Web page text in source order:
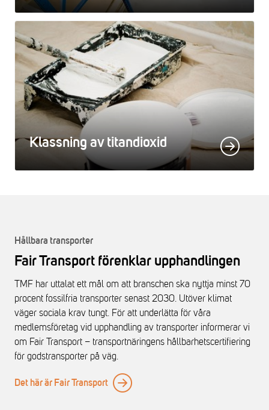
Klassning av titandioxid
Hållbara transporter
Fair Transport förenklar upphandlingen
TMF har uttalat ett mål om att branschen ska nyttja minst 70
procent fossilfria transporter senast 2030. Utöver klimat
väger sociala krav tungt. För att underlätta för våra
medlemsföretag vid upphandling av transporter informerar vi
om Fair Transport – transportnäringens hållbarhetscertifiering
för godstransporter på väg.
Det här är Fair Transport